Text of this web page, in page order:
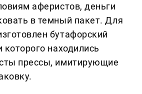
аферистов, деньги
в темный пакет. Для
бутафорский
которого находились
прессы, имитирующие